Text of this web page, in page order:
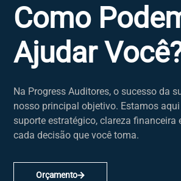
Como
Ajudar
Na Progress Auditores, o sucesso da
nosso principal objetivo. Estamos
suporte estratégico, clareza financeira
cada decisão que você toma.
Orçamento